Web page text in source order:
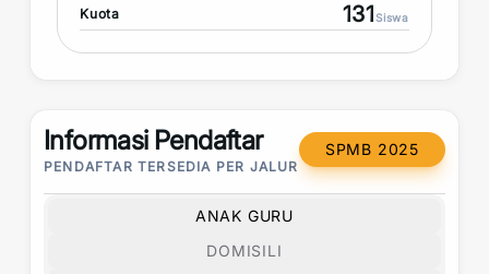
Kuota 131Siswa
Informasi Pendaftar
PENDAFTAR TERSEDIA PER JALUR
SPMB 2025
ANAK GURU
DOMISILI